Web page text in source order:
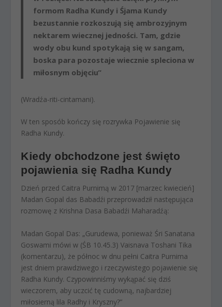
formom Radha Kundy i Śjama Kundy
bezustannie rozkoszują się ambrozyjnym
nektarem wiecznej jedności. Tam, gdzie
wody obu kund spotykają się w sangam,
boska para pozostaje wiecznie spleciona w
miłosnym objęciu”
(Wradźa-riti-cintamani).
W ten sposób kończy się rozrywka Pojawienie się
Radha Kundy.
Kiedy obchodzone jest święto
pojawienia się Radha Kundy
Dzień przed Caitra Purnimą w 2017 [marzec kwiecień]
Madan Gopal das Babadźi przeprowadził następująca
rozmowę z Krishna Dasa Babadźi Maharadźą:
Madan Gopal Das: „Gurudewa, ponieważ Śri Sanatana
Goswami mówi w (ŚB 10.45.3) Vaisnava Toshani Tika
(komentarzu), że ​​północ w dnu pełni Caitra Purnima
jest dniem prawdziwego i rzeczywistego pojawienie się
Radha Kundy. Czypowinniśmy wykąpać się dziś
wieczorem, aby uczcić tę cudowną, najbardziej
miłosierną lila Radhy i Kryszny?”